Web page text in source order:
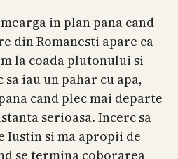
in plan pana cand
din Romanesti apare ca
la coada plutonului si
sa iau un pahar cu apa,
cand plec mai departe
serioasa. Incerc sa
Iustin si ma apropii de
se termina coborarea